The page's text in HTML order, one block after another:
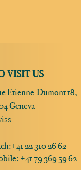
VISIT US
Etienne-Dumont 18,
Geneva
+41 22 310 26 62
+41 79 369 59 62